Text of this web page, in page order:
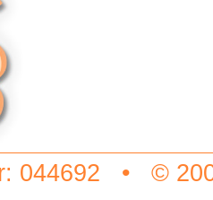
044692 • ©